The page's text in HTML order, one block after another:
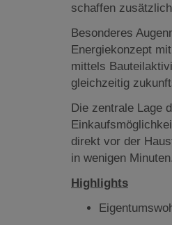
schaffen
Besonderes
Energiekonzept
mittels
gleichzeitig
Die zentrale Lage
direkt vor der
in wenigen Minuten.
Highlights